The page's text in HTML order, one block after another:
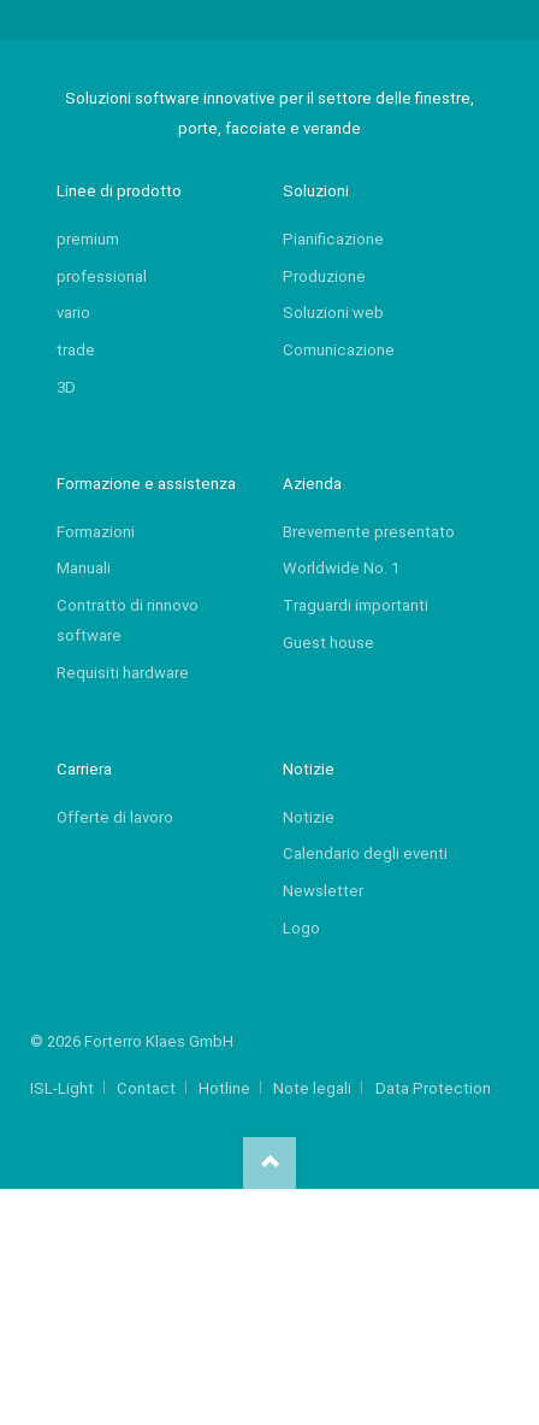
Soluzioni software innovative per il settore delle finestre,
porte, facciate e verande
Linee di prodotto
premium
professional
vario
trade
3D
Soluzioni
Pianificazione
Produzione
Soluzioni web
Comunicazione
Formazione e assistenza
Formazioni
Manuali
Contratto di rinnovo
software
Requisiti hardware
Azienda
Brevemente presentato
Worldwide No. 1
Traguardi importanti
Guest house
Carriera
Offerte di lavoro
Notizie
Notizie
Calendario degli eventi
Newsletter
Logo
© 2026 Forterro Klaes GmbH
ISL-Light Contact Hotline Note legali Data Protection